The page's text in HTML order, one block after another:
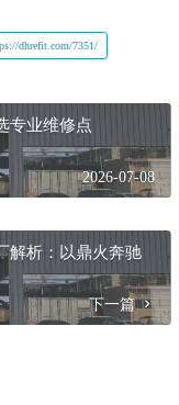
dhrefit.com/7351/
专业维修点
2026-07-08
解析：以鼎火奔驰
下一篇